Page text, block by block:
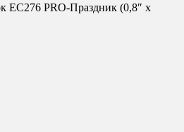
ЕС276 PRO-Праздник (0,8″ х